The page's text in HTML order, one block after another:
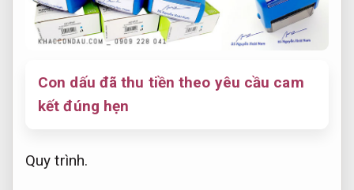
Con dấu đã thu tiền theo yêu cầu cam
kết đúng hẹn
Quy trình.